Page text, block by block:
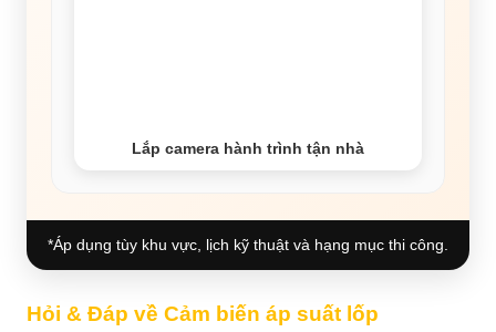
Lắp camera hành trình tận nhà
*Áp dụng tùy khu vực, lịch kỹ thuật và hạng mục thi công.
Hỏi & Đáp về Cảm biến áp suất lốp